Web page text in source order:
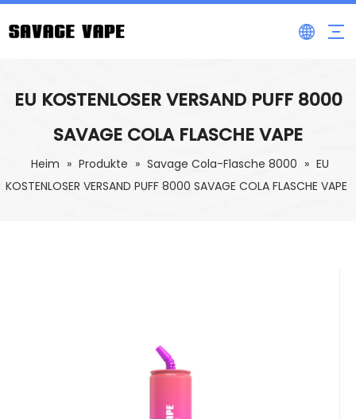
EU KOSTENLOSER VERSAND PUFF 8000
SAVAGE COLA FLASCHE VAPE
Heim » Produkte » Savage Cola-Flasche 8000 » EU
KOSTENLOSER VERSAND PUFF 8000 SAVAGE COLA FLASCHE VAPE